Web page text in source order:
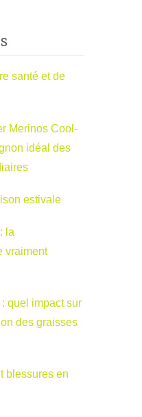
santé et de
Merinos Cool-
idéal des
estivale
la
vraiment
quel impact sur
des graisses
blessures en